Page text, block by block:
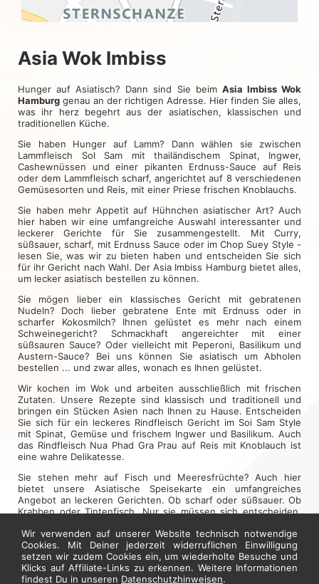
Asia Wok Imbiss
Hunger auf Asiatisch? Dann sind Sie beim Asia Imbiss Wok
Hamburg genau an der richtigen Adresse. Hier finden Sie alles,
was ihr herz begehrt aus der asiatischen, klassischen und
traditionellen Küche.
Sie haben Hunger auf Lamm? Dann wählen sie zwischen
Lammfleisch Sol Sam mit thailändischem Spinat, Ingwer,
Cashewnüssen und einer pikanten Erdnuss-Sauce auf Reis
oder dem Lammfleisch scharf, angerichtet auf 8 verschiedenen
Gemüsesorten und Reis, mit einer Priese frischen Knoblauchs.
Sie haben mehr Appetit auf Hühnchen asiatischer Art? Auch
hier haben wir eine umfangreiche Auswahl interessanter und
leckerer Gerichte für Sie zusammengestellt. Mit Curry,
süßsauer, scharf, mit Erdnuss Sauce oder im Chop Suey Style -
lesen Sie, was wir zu bieten haben und entscheiden Sie sich
für ihr Gericht nach Wahl. Der Asia Imbiss Hamburg bietet alles,
um lecker asiatisch bestellen zu können.
Sie mögen lieber ein klassisches Gericht mit gebratenen
Nudeln? Doch lieber gebratene Ente mit Erdnuss oder in
scharfer Kokosmilch? Ihnen gelüstet es mehr nach einem
Schweinegericht? Schmackhaft angereichter mit einer
süßsauren Sauce? Oder vielleicht mit Peperoni, Basilikum und
Austern-Sauce? Bei uns können Sie asiatisch um Abholen
bestellen ... und zwar alles, wonach es Ihnen gelüstet.
Wir kochen im Wok und arbeiten ausschließlich mit frischen
Zutaten. Unsere Rezepte sind klassisch und traditionell und
bringen ein Stücken Asien nach Ihnen zu Hause. Entscheiden
Sie sich für ein leckeres Rindfleisch Gericht im Soi Sam Style
mit Spinat, Gemüse und frischem Ingwer und Basilikum. Auch
das Rindfleisch Nua Phad Gra Prau auf Reis mit Knoblauch ist
eine wahre Delikatesse.
Sie stehen mehr auf Fisch und Meeresfrüchte? Auch hier
bietet unsere Asiatische Speisekarte ein umfangreiches
Angebot an leckeren Gerichten. Ob scharf oder süßsauer. Ob
Krabben oder Tintenfisch. Nur sie müssen sich entscheiden.
bestellen.
Jetzt hier bestellen
Wir verwenden auf unserer Website technisch notwendige
Cookies. Mit Deiner jederzeit widerruflichen Einwilligung
setzen wir zudem Cookies ein, um wiederholte Besuche und
Klicks auf Affiliate-Links zu erkennen. Weitere Informationen
findest Du in unseren Datenschutzhinweisen.